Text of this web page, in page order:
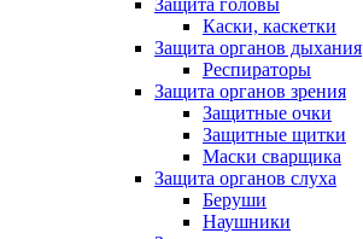
Защита головы
Каски, каскетки
Защита органов дыхания
Респираторы
Защита органов зрения
Защитные очки
Защитные щитки
Маски сварщика
Защита органов слуха
Беруши
Наушники